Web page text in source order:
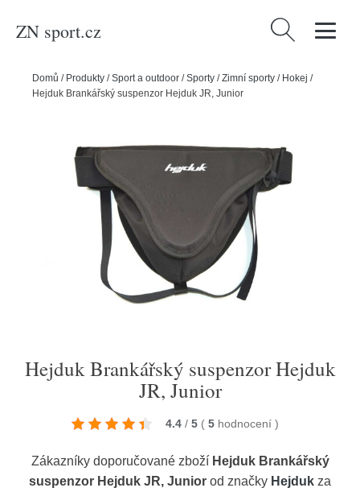
ZN sport.cz Vyhledávání
Domů / Produkty /Sport a outdoor /Sporty /Zimní sporty / Hokej /
Hejduk Brankářský suspenzor Hejduk JR, Junior
Hejduk Brankářský suspenzor Hejduk
JR, Junior
4.4 / 5 ( 5 hodnocení )
Zákazníky doporučované zboží Hejduk Brankářský
suspenzor Hejduk JR, Junior od značky Hejduk za